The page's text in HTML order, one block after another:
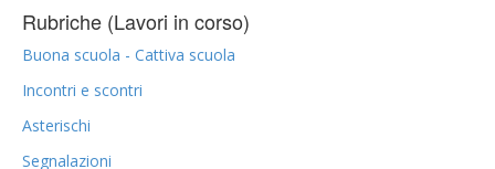
Rubriche (Lavori in corso)
Buona scuola - Cattiva scuola
Incontri e scontri
Asterischi
Segnalazioni